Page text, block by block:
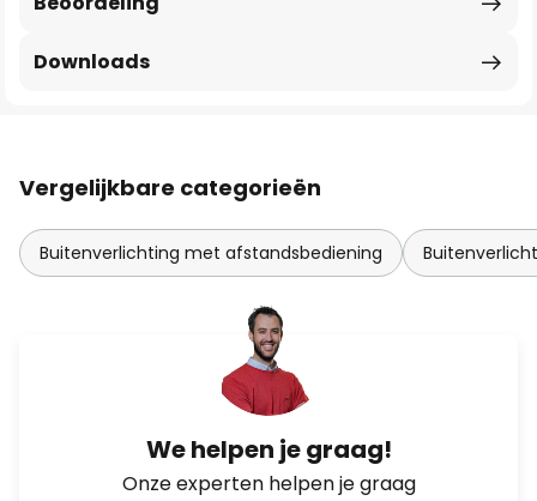
Downloads
Vergelijkbare categorieën
Buitenverlichting met afstandsbediening
We helpen je graag!
Onze experten helpen je graag